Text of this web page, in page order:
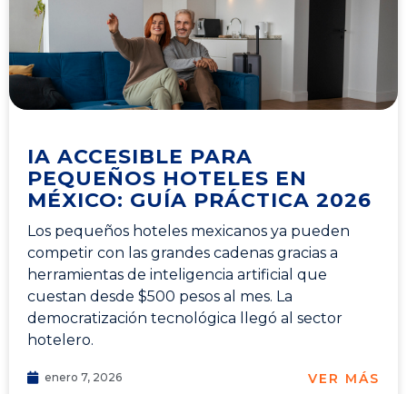
IA ACCESIBLE PARA
PEQUEÑOS HOTELES EN
MÉXICO: GUÍA PRÁCTICA 2026
Los pequeños hoteles mexicanos ya pueden
competir con las grandes cadenas gracias a
herramientas de inteligencia artificial que
cuestan desde $500 pesos al mes. La
democratización tecnológica llegó al sector
hotelero.
enero 7, 2026 VER MÁS